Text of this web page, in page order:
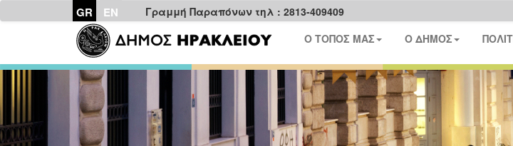
GR EN Γραμμή Παραπόνων τηλ : 2813-409409
Ο ΤΟΠΟΣ ΜΑΣ Ο ΔΗΜΟΣ